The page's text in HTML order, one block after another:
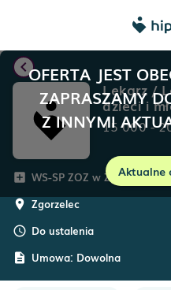
OFERTA JEST
ZAPRASZAMY
Z INNYMI
Aktualne
chevron_left
Lekarz /
dzieci i
15 000-
add_box WS-SP ZOZ w Zgorzelcu
room Zgorzelec
schedule Do ustalenia
description Umowa: Dowolna